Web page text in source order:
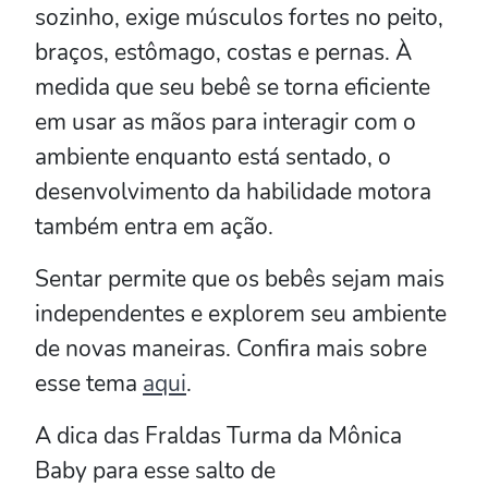
sozinho, exige músculos fortes no peito,
braços, estômago, costas e pernas. À
medida que seu bebê se torna eficiente
em usar as mãos para interagir com o
ambiente enquanto está sentado, o
desenvolvimento da habilidade motora
também entra em ação.
Sentar permite que os bebês sejam mais
independentes e explorem seu ambiente
de novas maneiras. Confira mais sobre
esse tema aqui.
A dica das Fraldas Turma da Mônica
Baby para esse salto de